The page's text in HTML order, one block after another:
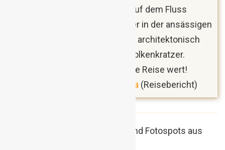
wir beispielsweise eine Fahrt auf dem Fluss
Ljubljanica, schmackhaftes Bier in der ansässigen
Brauerei und den Ausblick vom architektonisch
herausragenden Nebotičnik-Wolkenkratzer.
Ljubljana ist wirklich immer eine Reise wert!
Fünf Sommertipps für Ljubljana (Reisebericht)